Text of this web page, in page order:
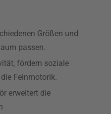
Größen und
passen.
fördern soziale
Feinmotorik.
erweitert die